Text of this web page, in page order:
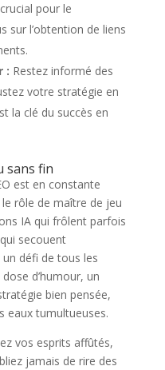
pour le
sur l’obtention de liens
: Restez informé des
votre stratégie en
la clé du succès en
sans fin
est en constante
rôle de maître de jeu
IA qui frôlent parfois
secouent
défi de tous les
d’humour, un
bien pensée,
eaux tumultueuses.
vos esprits affûtés,
jamais de rire des